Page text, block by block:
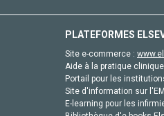
PLATEFORMES
Site e-commerce :
Aide à la pratique
Portail pour les
Site d'information sur
E-learning pour les